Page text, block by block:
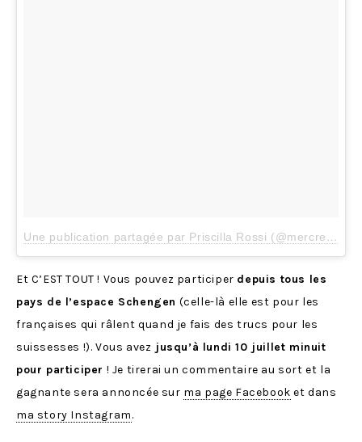
Une publication partagée par Priscilla Rossi (@mercredieblog)
Et C’EST TOUT ! Vous pouvez participer depuis tous les
pays de l’espace Schengen (celle-là elle est pour les
françaises qui râlent quand je fais des trucs pour les
suissesses !). Vous avez jusqu’à lundi 10 juillet minuit
pour participer ! Je tirerai un commentaire au sort et la
gagnante sera annoncée sur ma page Facebook et dans
ma story Instagram.